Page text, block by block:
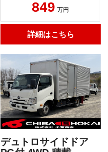
849 万円
詳細はこちら
デュトロサイドドア